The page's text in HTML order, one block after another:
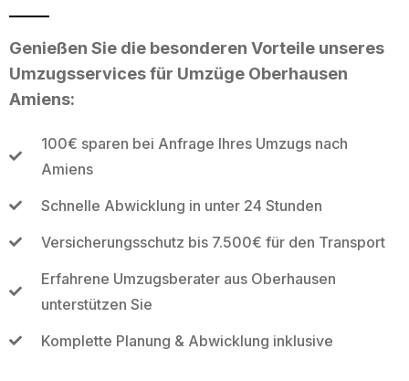
Genießen Sie die besonderen Vorteile unseres
Umzugsservices für Umzüge Oberhausen
Amiens:
100€ sparen bei Anfrage Ihres Umzugs nach
Amiens
Schnelle Abwicklung in unter 24 Stunden
Versicherungsschutz bis 7.500€ für den Transport
Erfahrene Umzugsberater aus Oberhausen
unterstützen Sie
Komplette Planung & Abwicklung inklusive